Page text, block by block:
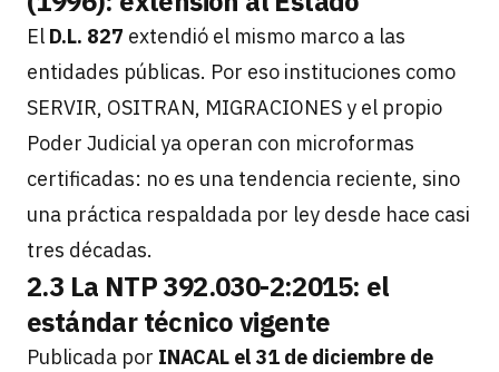
El D.L. 827 extendió el mismo marco a las
entidades públicas. Por eso instituciones como
SERVIR, OSITRAN, MIGRACIONES y el propio
Poder Judicial ya operan con microformas
certificadas: no es una tendencia reciente, sino
una práctica respaldada por ley desde hace casi
tres décadas.
2.3 La NTP 392.030-2:2015: el
estándar técnico vigente
Publicada por INACAL el 31 de diciembre de